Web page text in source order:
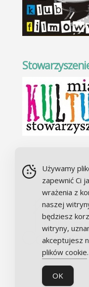
Chór Alla
Używamy
zapewnić Ci
wrażenia z
naszej
będziesz
witryny,
akceptujesz
plików cookie.
OK